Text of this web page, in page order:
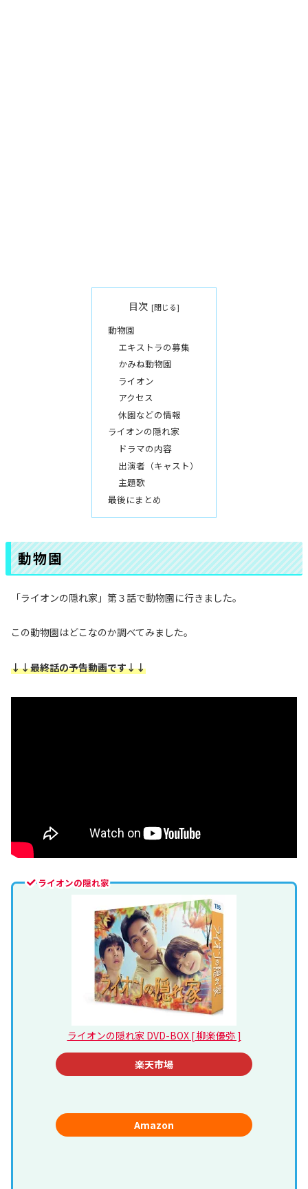
目次
動物園
エキストラの募集
かみね動物園
ライオン
アクセス
休園などの情報
ライオンの隠れ家
ドラマの内容
出演者（キャスト）
主題歌
最後にまとめ
動物園
「ライオンの隠れ家」第３話で動物園に行きました。
この動物園はどこなのか調べてみました。
↓↓最終話の予告動画です↓↓
ライオンの隠れ家
ライオンの隠れ家 DVD-BOX [ 柳楽優弥 ]
楽天市場
Amazon